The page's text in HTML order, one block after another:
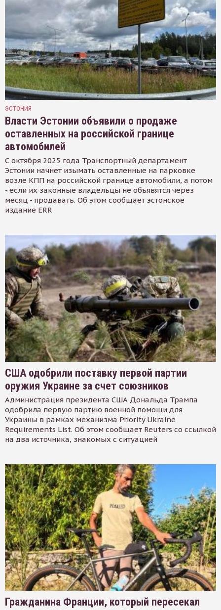
ЭСТОНИЯ
Власти Эстонии объявили о продаже
оставленных на российской границе
автомобилей
С октября 2025 года Транспортный департамент
Эстонии начнет изымать оставленные на парковке
возле КПП на российской границе автомобили, а потом
- если их законные владельцы не объявятся через
месяц - продавать. Об этом сообщает эстонское
издание ERR
США одобрили поставку первой партии
оружия Украине за счет союзников
Администрация президента США Дональда Трампа
одобрила первую партию военной помощи для
Украины в рамках механизма Priority Ukraine
Requirements List. Об этом сообщает Reuters со ссылкой
на два источника, знакомых с ситуацией
Гражданина Франции, который пересекал